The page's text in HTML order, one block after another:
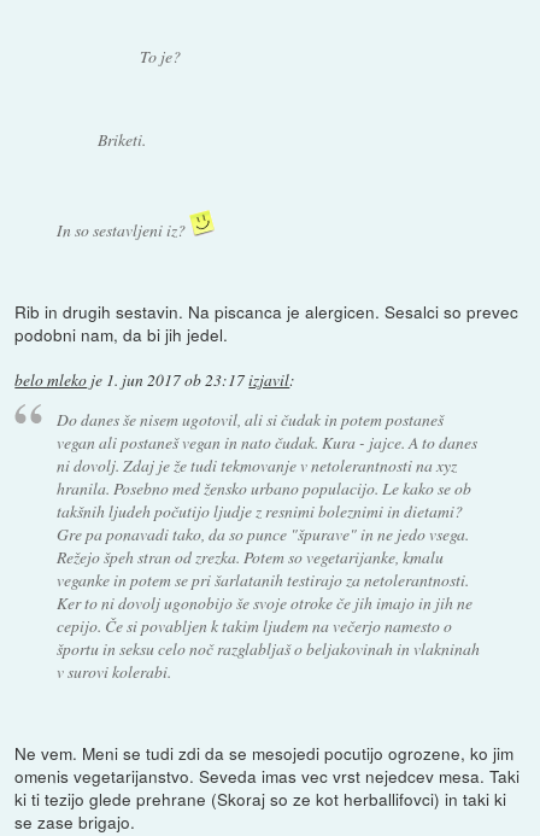
To je?
Briketi.
In so sestavljeni iz?
Rib in drugih sestavin. Na piscanca je alergicen. Sesalci so prevec
podobni nam, da bi jih jedel.
belo mleko je 1. jun 2017 ob 23:17izjavil:
Do danes še nisem ugotovil, ali si čudak in potem postaneš
vegan ali postaneš vegan in nato čudak. Kura - jajce. A to danes
ni dovolj. Zdaj je že tudi tekmovanje v netolerantnosti na xyz
hranila. Posebno med žensko urbano populacijo. Le kako se ob
takšnih ljudeh počutijo ljudje z resnimi boleznimi in dietami?
Gre pa ponavadi tako, da so punce "špurave" in ne jedo vsega.
Režejo špeh stran od zrezka. Potem so vegetarijanke, kmalu
veganke in potem se pri šarlatanih testirajo za netolerantnosti.
Ker to ni dovolj ugonobijo še svoje otroke če jih imajo in jih ne
cepijo. Če si povabljen k takim ljudem na večerjo namesto o
športu in seksu celo noč razglabljaš o beljakovinah in vlakninah
v surovi kolerabi.
Ne vem. Meni se tudi zdi da se mesojedi pocutijo ogrozene, ko jim
omenis vegetarijanstvo. Seveda imas vec vrst nejedcev mesa. Taki
ki ti tezijo glede prehrane (Skoraj so ze kot herballifovci) in taki ki
se zase brigajo.